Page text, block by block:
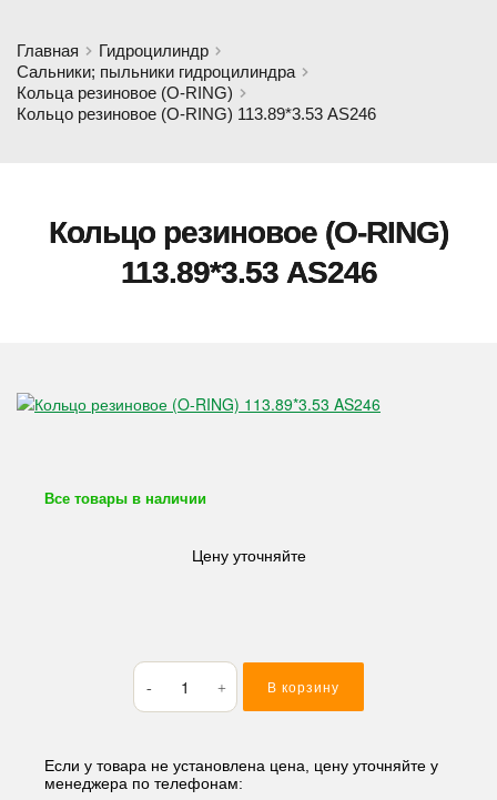
Главная
Гидроцилиндр
Сальники; пыльники гидроцилиндра
Кольца резиновое (O-RING)
Кольцо резиновое (O-RING) 113.89*3.53 AS246
Кольцо резиновое (O-RING)
113.89*3.53 AS246
Все товары в наличии
Цену уточняйте
Количество
товара
Кольцо
(O-
RING)
В корзину
Если у товара не установлена цена, цену уточняйте у
менеджера по телефонам: